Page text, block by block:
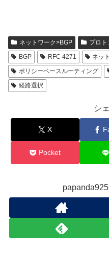
ネットワーク>BGP プロト
BGP
RFC 4271
ネッ
ポリシーベースルーティング
経路選択
シ
X
Pocket